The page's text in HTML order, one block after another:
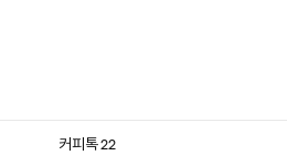
커피톡22